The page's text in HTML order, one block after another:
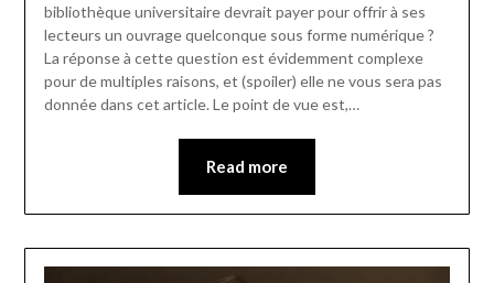
bibliothèque universitaire devrait payer pour offrir à ses
lecteurs un ouvrage quelconque sous forme numérique ?
La réponse à cette question est évidemment complexe
pour de multiples raisons, et (spoiler) elle ne vous sera pas
donnée dans cet article. Le point de vue est,…
Read more